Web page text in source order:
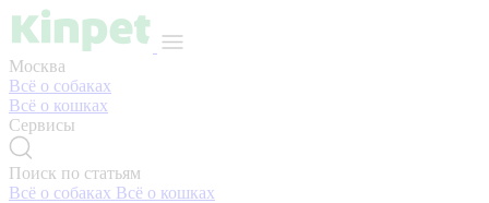
Москва
Всё о собаках
Всё о кошках
Сервисы
Поиск по статьям
Всё о собаках Всё о кошках